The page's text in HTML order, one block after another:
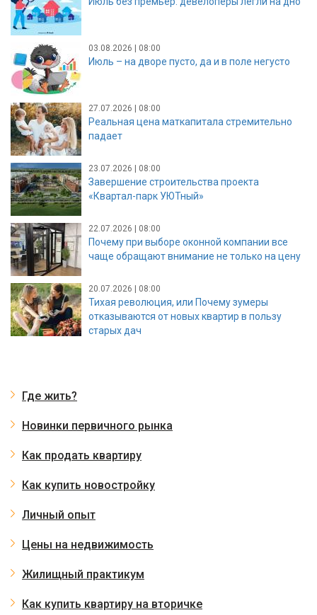
03.08.2026 | 08:00
Июль – на дворе пусто, да и в поле негусто
27.07.2026 | 08:00
Реальная цена маткапитала стремительно
падает
23.07.2026 | 08:00
Завершение строительства проекта
«Квартал-парк УЮТный»
22.07.2026 | 08:00
Почему при выборе оконной компании все
чаще обращают внимание не только на цену
20.07.2026 | 08:00
Тихая революция, или Почему зумеры
отказываются от новых квартир в пользу
старых дач
Где жить?
Новинки первичного рынка
Как продать квартиру
Как купить новостройку
Личный опыт
Цены на недвижимость
Жилищный практикум
Как купить квартиру на вторичке